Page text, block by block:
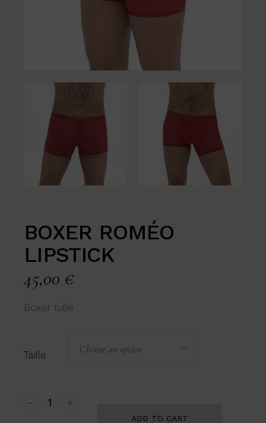
BOXER ROMÉO
LIPSTICK
45,00 €
Boxer tulle
Taille Choose an option
ADD TO CART